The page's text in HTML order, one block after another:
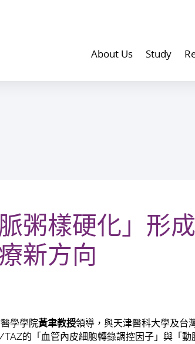
About Us Study
粥樣硬化」形
新方向
學學院黃聿教授領導，與天津醫科大學及台
的「血管內皮細胞轉錄調控因子」與「